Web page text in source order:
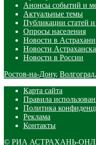
Анонсы событий и
Актуальные темы
Публикации статей
Опросы населения
Новости в Астрахани
Новости
Новости в России
Ростов-на-Дону, Волгоград,
Карта сайта
Правила
Политика
Реклама
Контакты
© РИА АСТРАХАНЬ-